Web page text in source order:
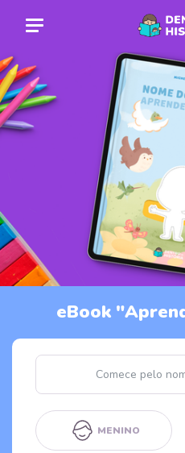
eBook
Nome
MENINO